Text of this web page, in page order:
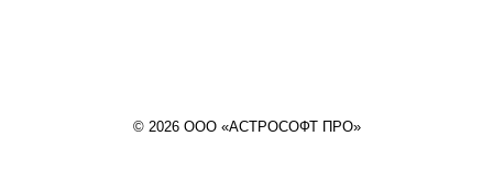
© 2026 ООО «АСТРОСОФТ ПРО»